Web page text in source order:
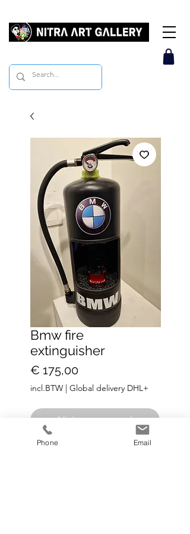
Bmw fire
extinguisher
€ 175,00Prijs
incl.BTW | Global delivery DHL+
Niet op voorraad
Phone Email